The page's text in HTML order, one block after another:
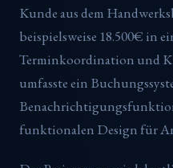
Kunde aus dem
beispielsweise 18.500€ in
Terminkoordination und
umfasste ein
funktionalen Design für